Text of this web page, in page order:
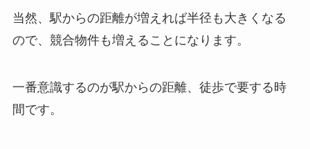
当然、駅からの距離が増えれば半径も大きくなる
ので、競合物件も増えることになります。
一番意識するのが駅からの距離、徒歩で要する時
間です。